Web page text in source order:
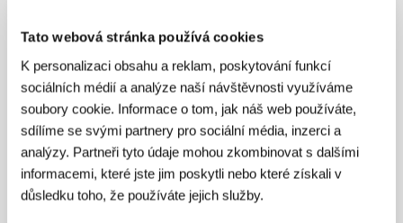
Tato webová stránka používá cookies
K personalizaci obsahu a reklam, poskytování funkcí
sociálních médií a analýze naší návštěvnosti využíváme
soubory cookie. Informace o tom, jak náš web používáte,
sdílíme se svými partnery pro sociální média, inzerci a
analýzy. Partneři tyto údaje mohou zkombinovat s dalšími
informacemi, které jste jim poskytli nebo které získali v
důsledku toho, že používáte jejich služby.